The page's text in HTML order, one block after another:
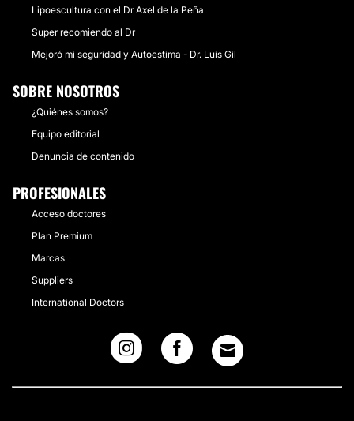
Lipoescultura con el Dr Axel de la Peña
Super recomiendo al Dr
Mejoró mi seguridad y Autoestima - Dr. Luis Gil
SOBRE NOSOTROS
¿Quiénes somos?
Equipo editorial
Denuncia de contenido
PROFESIONALES
Acceso doctores
Plan Premium
Marcas
Suppliers
International Doctors